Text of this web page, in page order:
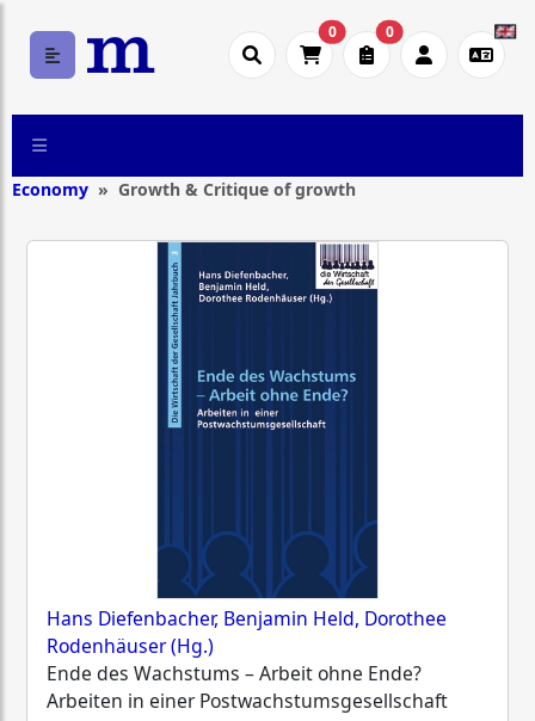
0 0
Economy Growth & Critique of growth
Hans Diefenbacher, Benjamin Held, Dorothee
Rodenhäuser (Hg.)
Ende des Wachstums – Arbeit ohne Ende?
Arbeiten in einer Postwachstumsgesellschaft